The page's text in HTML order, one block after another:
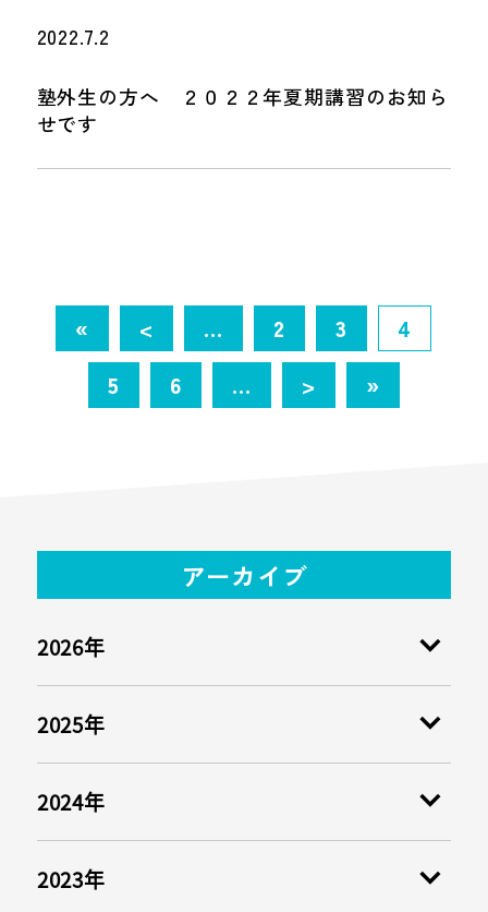
2022.7.2
塾外生の方へ ２０２２年夏期講習のお知ら
せです
« < ... 2 3
4
5
6 ... > »
アーカイブ
2026年
2025年
2024年
2023年